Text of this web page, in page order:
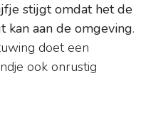
stijgt omdat het de
aan de omgeving.
doet een
ook onrustig